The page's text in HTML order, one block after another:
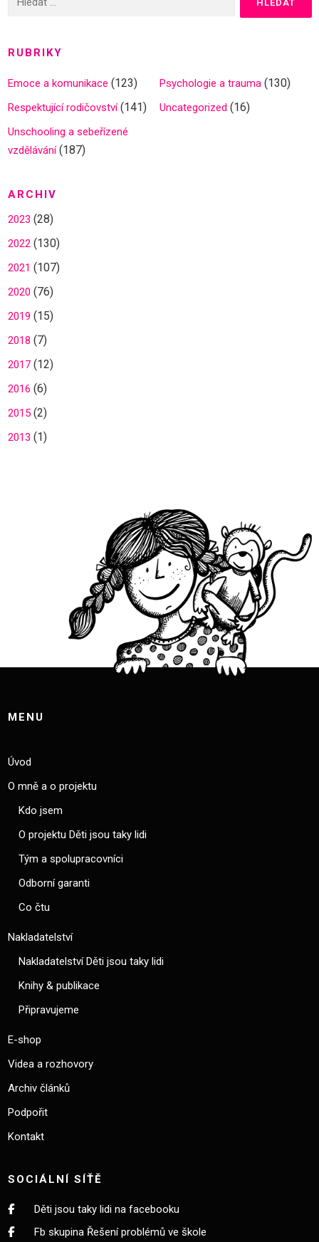
RUBRIKY
Emoce a komunikace (123) Psychologie a trauma (130)
Respektující rodičovství(141) Uncategorized (16)
Unschooling a sebeřízené
vzdělávání(187)
ARCHIV
2023 (28)
2022(130)
2021 (107)
2020 (76)
2019 (15)
2018 (7)
2017(12)
2016 (6)
2015(2)
2013 (1)
MENU
Úvod
O mně a o projektu
Kdo jsem
O projektu Děti jsou taky lidi
Tým a spolupracovníci
Odborní garanti
Co čtu
Nakladatelství
Nakladatelství Děti jsou taky lidi
Knihy & publikace
Připravujeme
E-shop
Videa a rozhovory
Archiv článků
Podpořit
Kontakt
SOCIÁLNÍ SÍŤĚ
Děti jsou taky lidi na facebooku
Fb skupina Řešení problémů ve škole